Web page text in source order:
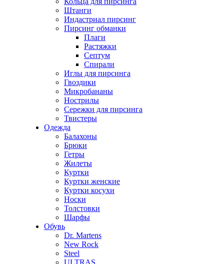
Штанги
Индастриал пирсинг
Пирсинг обманки
Плаги
Растяжки
Септум
Спирали
Иглы для пирсинга
Гвоздики
Микробананы
Нострилы
Сережки для пирсинга
Твистеры
Одежда
Балахоны
Брюки
Гетры
Жилеты
Куртки
Куртки женские
Куртки косухи
Носки
Толстовки
Шарфы
Обувь
Dr. Martens
New Rock
Steel
ULTRAS